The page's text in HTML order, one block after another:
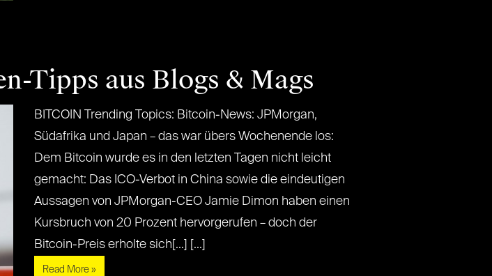
Tipps aus Blogs & Mags
BITCOIN Trending Topics: Bitcoin-News: JPMorgan,
Südafrika und Japan – das war übers Wochenende los:
Dem Bitcoin wurde es in den letzten Tagen nicht leicht
gemacht: Das ICO-Verbot in China sowie die eindeutigen
Aussagen von JPMorgan-CEO Jamie Dimon haben einen
Kursbruch von 20 Prozent hervorgerufen – doch der
Bitcoin-Preis erholte sich[...] [...]
Read More »